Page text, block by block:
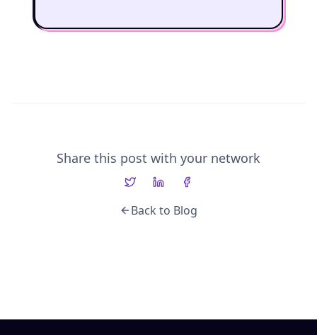
Share this post with your network
Back to Blog